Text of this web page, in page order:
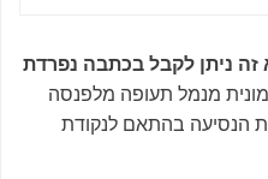
ניתן לקבל בכתבה נפרדת
מנמל תעופה מלפנסה
הנסיעה בהתאם לנקודת